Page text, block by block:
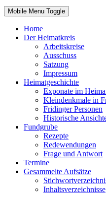
Mobile Menu Toggle
Home
Der Heimatkreis
Arbeitskreise
Ausschuss
Satzung
Impressum
Heimatgeschichte
Exponate im
Kleindenkmale in
Fridinger Personen
Historische
Fundgrube
Rezepte
Redewendungen
Frage und Antwort
Termine
Gesammelte Aufsätze
Inhaltsverzeichnisse